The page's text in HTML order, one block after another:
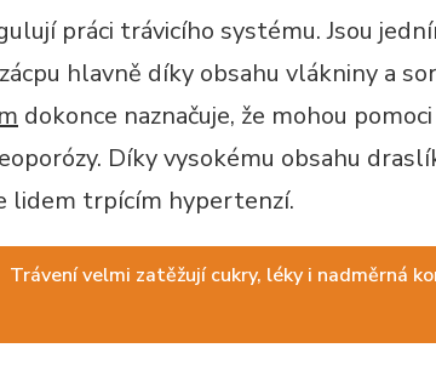
práci trávicího systému. Jsou
hlavně díky obsahu vlákniny a
dokonce naznačuje, že mohou
Díky vysokému obsahu
lidem trpícím hypertenzí.
Trávení velmi zatěžují cukry, léky i nadměrná